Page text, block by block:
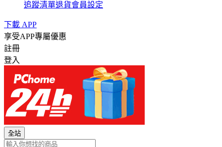
追蹤清單退貨會員設定
下載 APP
享受APP專屬優惠
註冊
登入
全站